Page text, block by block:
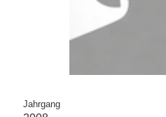
Jahrgang